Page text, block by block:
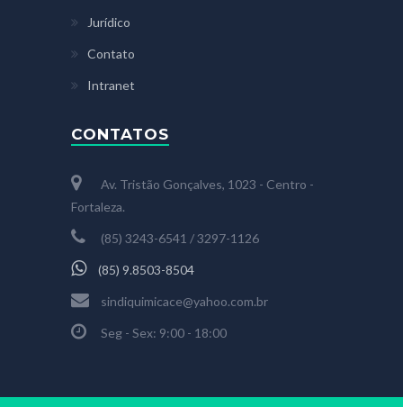
Jurídico
Contato
Intranet
CONTATOS
Av. Tristão Gonçalves, 1023 - Centro -
Fortaleza.
(85) 3243-6541 / 3297-1126
(85) 9.8503-8504
sindiquimicace@yahoo.com.br
Seg - Sex: 9:00 - 18:00